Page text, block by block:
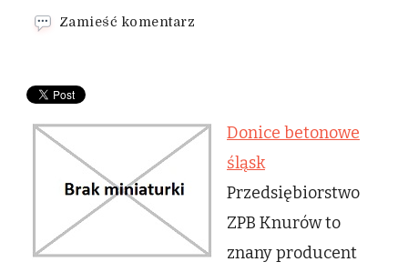
Zamieść komentarz
Donice betonowe
śląsk
Przedsiębiorstwo
ZPB Knurów to
znany producent